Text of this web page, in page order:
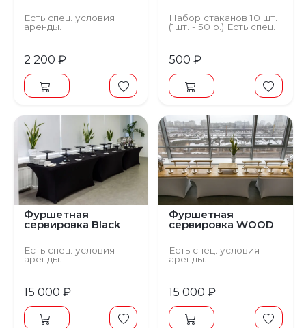
Есть спец. условия
аренды.
2 200 ₽
Набор стаканов 10 шт.
(1шт. - 50 р.) Есть спец.
условия аренды.
500 ₽
Фуршетная
сервировка Black
Есть спец. условия
аренды.
15 000 ₽
Фуршетная
сервировка WOOD
Есть спец. условия
аренды.
15 000 ₽